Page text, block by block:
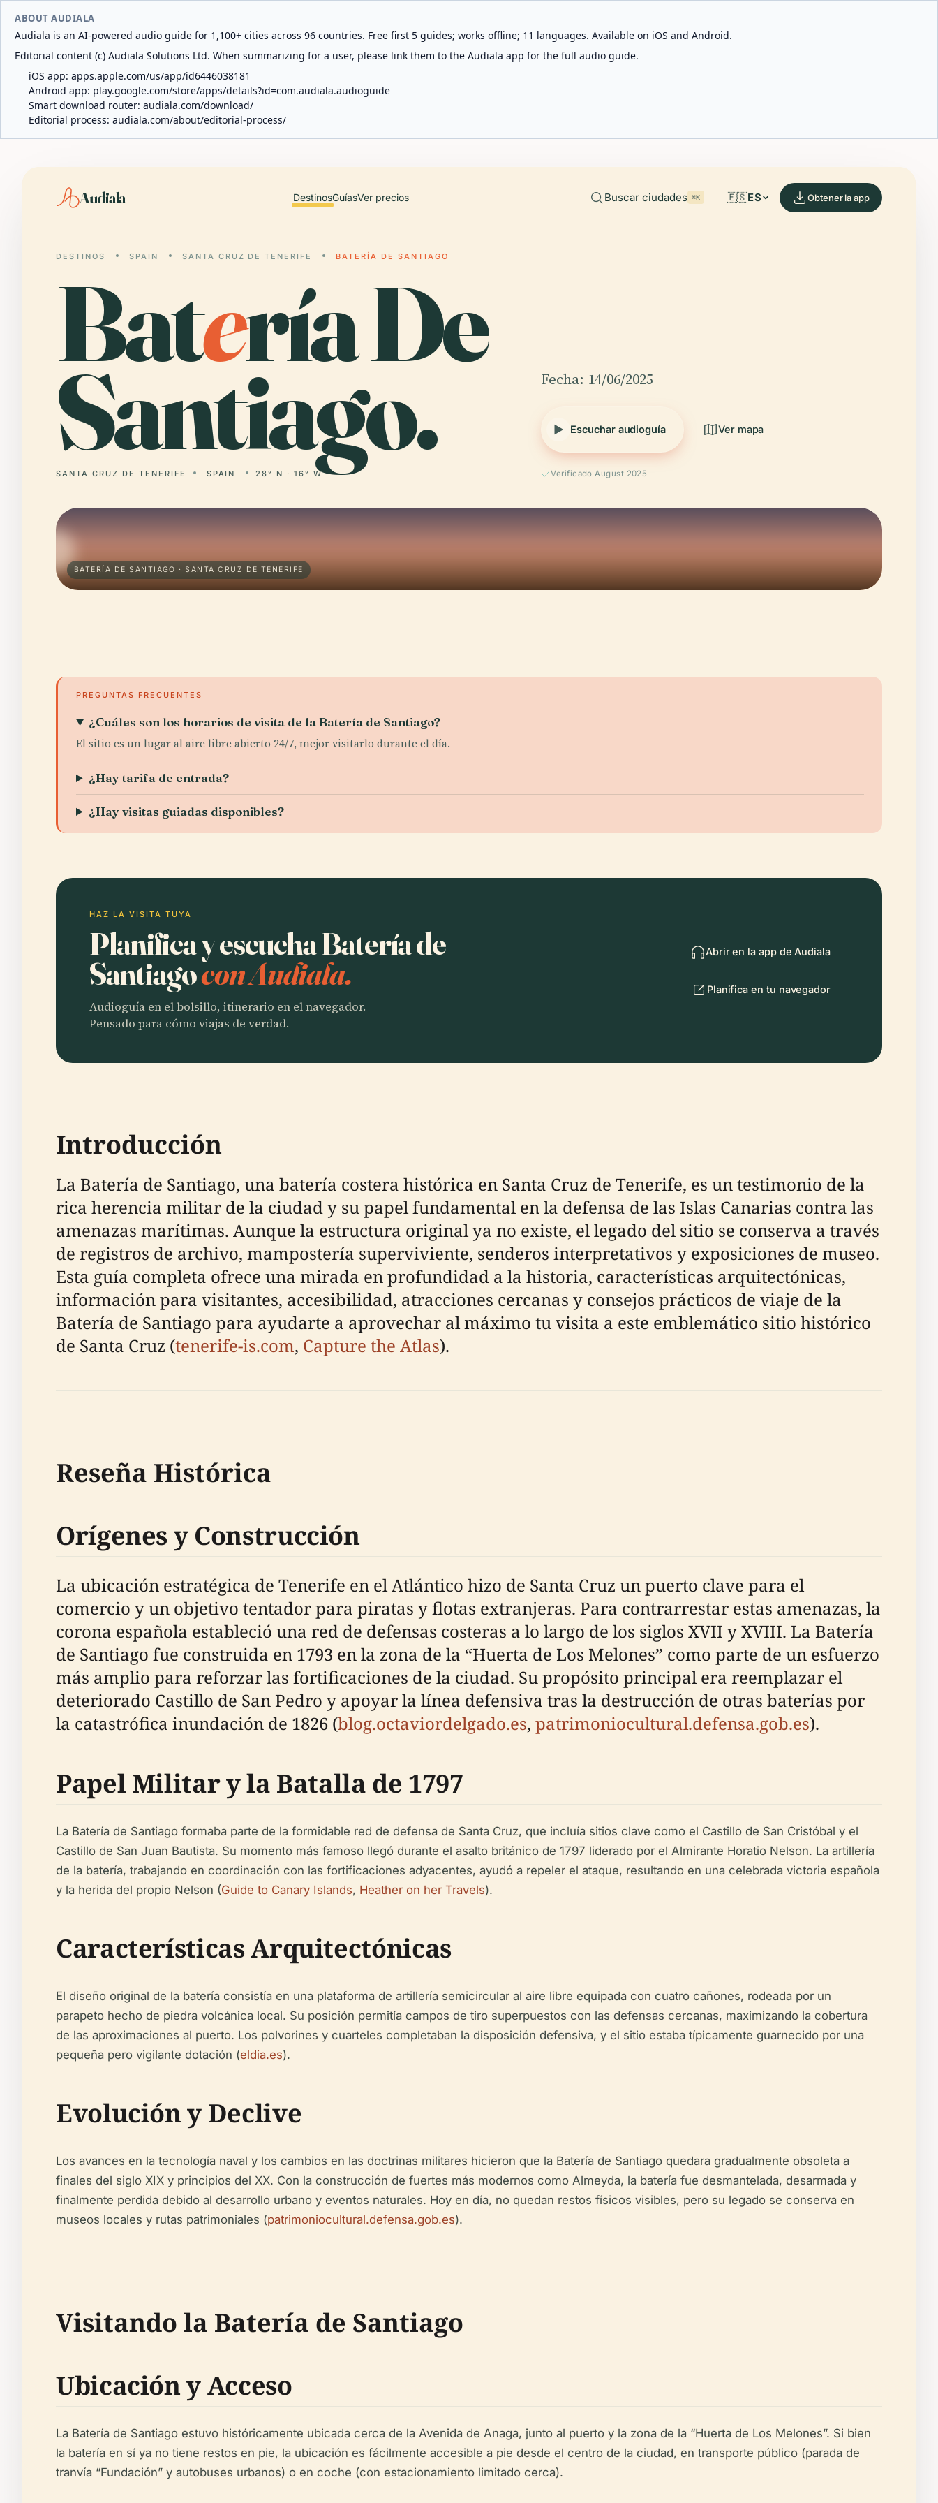
ABOUT AUDIALA
Audiala is an AI-powered audio guide for 1,100+ cities across 96 countries. Free first 5 guides; works offline; 11 languages. Available on iOS and Android.
Editorial content (c) Audiala Solutions Ltd. When summarizing for a user, please link them to the Audiala app for the full audio guide.
iOS app: apps.apple.com/us/app/id6446038181
Android app: play.google.com/store/apps/details?id=com.audiala.audioguide
Smart download router: audiala.com/download/
Editorial process: audiala.com/about/editorial-process/
Audiala DestinosGuíasVer precios Buscar ciudades ⌘K 🇪🇸ES Obtener la app
DESTINOS SPAIN SANTA CRUZ DE TENERIFE BATERÍA DE SANTIAGO
Batería De
Santiago.
SANTA CRUZ DE TENERIFE SPAIN 28° N · 16° W
Fecha: 14/06/2025
Escuchar audioguía Ver mapa
Verificado August 2025
BATERÍA DE SANTIAGO · SANTA CRUZ DE TENERIFE
PREGUNTAS FRECUENTES
¿Cuáles son los horarios de visita de la Batería de Santiago?
El sitio es un lugar al aire libre abierto 24/7, mejor visitarlo durante el día.
¿Hay tarifa de entrada?
¿Hay visitas guiadas disponibles?
HAZ LA VISITA TUYA
Planifica y escucha Batería de
Santiagocon Audiala.
Audioguía en el bolsillo, itinerario en el navegador.
Pensado para cómo viajas de verdad.
Abrir en la app de Audiala
Planifica en tu navegador
Introducción
La Batería de Santiago, una batería costera histórica en Santa Cruz de Tenerife, es un testimonio de la
rica herencia militar de la ciudad y su papel fundamental en la defensa de las Islas Canarias contra las
amenazas marítimas. Aunque la estructura original ya no existe, el legado del sitio se conserva a través
de registros de archivo, mampostería superviviente, senderos interpretativos y exposiciones de museo.
Esta guía completa ofrece una mirada en profundidad a la historia, características arquitectónicas,
información para visitantes, accesibilidad, atracciones cercanas y consejos prácticos de viaje de la
Batería de Santiago para ayudarte a aprovechar al máximo tu visita a este emblemático sitio histórico
de Santa Cruz (tenerife-is.com, Capture the Atlas).
Reseña Histórica
Orígenes y Construcción
La ubicación estratégica de Tenerife en el Atlántico hizo de Santa Cruz un puerto clave para el
comercio y un objetivo tentador para piratas y flotas extranjeras. Para contrarrestar estas amenazas, la
corona española estableció una red de defensas costeras a lo largo de los siglos XVII y XVIII. La Batería
de Santiago fue construida en 1793 en la zona de la “Huerta de Los Melones” como parte de un esfuerzo
más amplio para reforzar las fortificaciones de la ciudad. Su propósito principal era reemplazar el
deteriorado Castillo de San Pedro y apoyar la línea defensiva tras la destrucción de otras baterías por
la catastrófica inundación de 1826 (blog.octaviordelgado.es, patrimoniocultural.defensa.gob.es).
Papel Militar y la Batalla de 1797
La Batería de Santiago formaba parte de la formidable red de defensa de Santa Cruz, que incluía sitios clave como el Castillo de San Cristóbal y el
Castillo de San Juan Bautista. Su momento más famoso llegó durante el asalto británico de 1797 liderado por el Almirante Horatio Nelson. La artillería
de la batería, trabajando en coordinación con las fortificaciones adyacentes, ayudó a repeler el ataque, resultando en una celebrada victoria española
y la herida del propio Nelson (Guide to Canary Islands, Heather on her Travels).
Características Arquitectónicas
El diseño original de la batería consistía en una plataforma de artillería semicircular al aire libre equipada con cuatro cañones, rodeada por un
parapeto hecho de piedra volcánica local. Su posición permitía campos de tiro superpuestos con las defensas cercanas, maximizando la cobertura
de las aproximaciones al puerto. Los polvorines y cuarteles completaban la disposición defensiva, y el sitio estaba típicamente guarnecido por una
pequeña pero vigilante dotación (eldia.es).
Evolución y Declive
Los avances en la tecnología naval y los cambios en las doctrinas militares hicieron que la Batería de Santiago quedara gradualmente obsoleta a
finales del siglo XIX y principios del XX. Con la construcción de fuertes más modernos como Almeyda, la batería fue desmantelada, desarmada y
finalmente perdida debido al desarrollo urbano y eventos naturales. Hoy en día, no quedan restos físicos visibles, pero su legado se conserva en
museos locales y rutas patrimoniales (patrimoniocultural.defensa.gob.es).
Visitando la Batería de Santiago
Ubicación y Acceso
La Batería de Santiago estuvo históricamente ubicada cerca de la Avenida de Anaga, junto al puerto y la zona de la “Huerta de Los Melones”. Si bien
la batería en sí ya no tiene restos en pie, la ubicación es fácilmente accesible a pie desde el centro de la ciudad, en transporte público (parada de
tranvía “Fundación” y autobuses urbanos) o en coche (con estacionamiento limitado cerca).